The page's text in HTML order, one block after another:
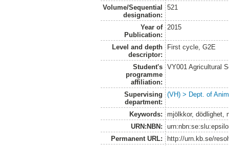
Volume/Sequential
designation:
521
Year of
Publication:
2015
Level and depth
descriptor:
First cycle, G2E
Student's
programme
affiliation:
VY001 Agricultural
Supervising
department:
(VH) > Dept. of
Keywords:
mjölkkor, dödlighet,
URN:NBN:
Permanent URL:
http://urn.kb.se/